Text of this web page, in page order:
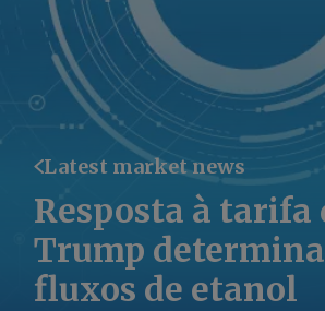
Latest market news
Resposta à tarifa
Trump
fluxos de etanol